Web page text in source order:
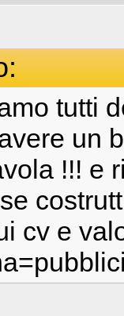
tutti
un
!!! e
cv e